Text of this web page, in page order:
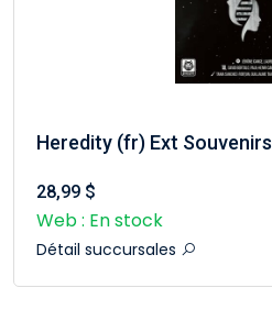
Heredity (fr) Ext Souvenirs
28,99 $
Web : En stock
Détail succursales